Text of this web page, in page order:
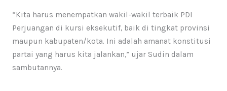
“Kita harus menempatkan wakil-wakil terbaik PDI
Perjuangan di kursi eksekutif, baik di tingkat provinsi
maupun kabupaten/kota. Ini adalah amanat konstitusi
partai yang harus kita jalankan,” ujar Sudin dalam
sambutannya.